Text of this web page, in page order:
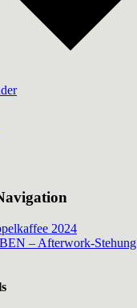
2024
– Afterwork-Stehung